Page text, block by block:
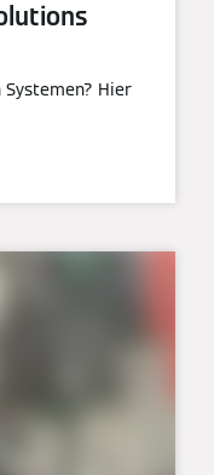
Systemen? Hier